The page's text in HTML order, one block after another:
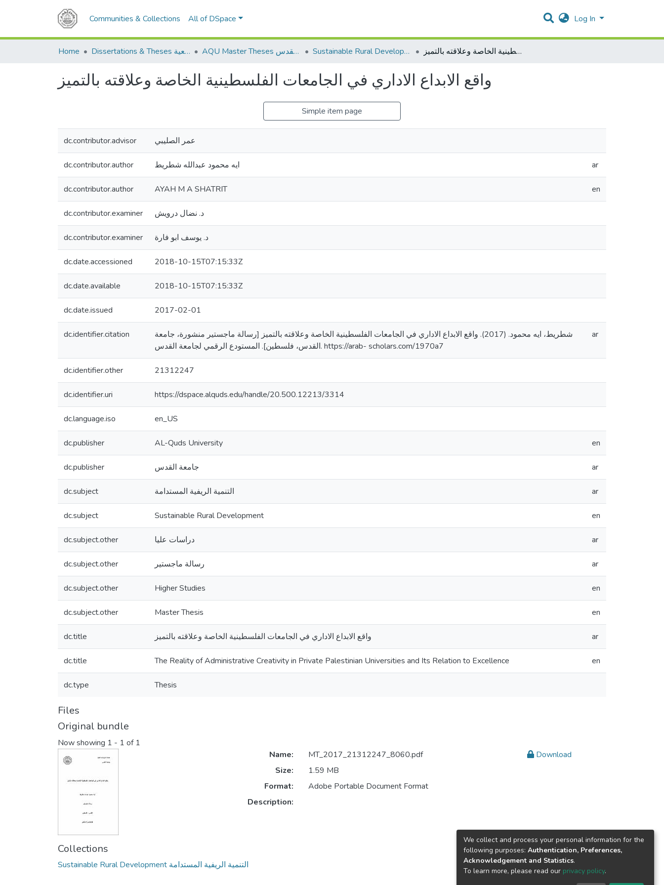
Communities & Collections All of DSpace Log In
Home Dissertations & Theses الرسائل الجامعية AQU Master Theses الرسائل الجامعية الخاصة بجامعة القدس Sustainable Rural Development التنمية الريفية المستدامة واقع الابداع الاداري في الجامعات الفلسطينية الخاصة وعلاقته بالتميز
واقع الابداع الاداري في الجامعات الفلسطينية الخاصة وعلاقته بالتميز
Simple item page
dc.contributor.advisor عمر الصليبي
dc.contributor.author ايه محمود عبدالله شطريط ar
dc.contributor.author AYAH M A SHATRIT en
dc.contributor.examiner د. نضال درويش
dc.contributor.examiner د. يوسف ابو فارة
dc.date.accessioned 2018-10-15T07:15:33Z
dc.date.available 2018-10-15T07:15:33Z
dc.date.issued 2017-02-01
dc.identifier.citation
شطريط، ايه محمود. (2017). واقع الابداع الاداري في الجامعات الفلسطينية الخاصة وعلاقته بالتميز [رسالة ماجستير منشورة، جامعة
القدس، فلسطين]. المستودع الرقمي لجامعة القدس. https://arab- scholars.com/1970a7
ar
dc.identifier.other 21312247
dc.identifier.uri https://dspace.alquds.edu/handle/20.500.12213/3314
dc.language.iso en_US
dc.publisher AL-Quds University en
dc.publisher جامعة القدس ar
dc.subject التنمية الريفية المستدامة ar
dc.subject Sustainable Rural Development en
dc.subject.other دراسات عليا ar
dc.subject.other رسالة ماجستير ar
dc.subject.other Higher Studies en
dc.subject.other Master Thesis en
dc.title واقع الابداع الاداري في الجامعات الفلسطينية الخاصة وعلاقته بالتميز ar
dc.title The Reality of Administrative Creativity in Private Palestinian Universities and Its Relation to Excellence en
dc.type Thesis
Files
Original bundle
Now showing 1 - 1 of 1
Name:
MT_2017_21312247_8060.pdf
Size:
1.59 MB
Format:
Adobe Portable Document Format
Description:
Download
Collections
Sustainable Rural Development التنمية الريفية المستدامة
We collect and process your personal information for the
following purposes: Authentication, Preferences,
Acknowledgement and Statistics.
To learn more, please read our privacy policy.